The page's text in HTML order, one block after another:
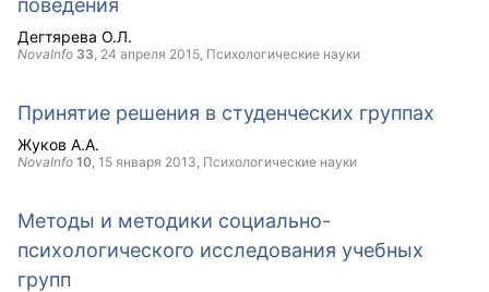
поведения
Дегтярева О.Л.
NovaInfo 33, 24 апреля 2015, Психологические науки
Принятие решения в студенческих группах
Жуков А.А.
NovaInfo 10, 15 января 2013, Психологические науки
Методы и методики социально-
психологического исследования учебных
групп